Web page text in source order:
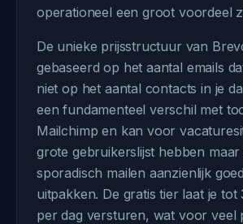
operationeel een groot voordeel
De unieke prijsstructuur van
gebaseerd op het aantal emails
niet op het aantal contacts in je
een fundamenteel verschil met
Mailchimp en kan voor
grote gebruikerslijst hebben maar
sporadisch mailen aanzienlijk
uitpakken. De gratis tier laat je tot
per dag versturen, wat voor veel